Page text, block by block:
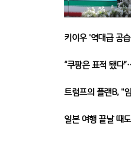
키이우 '역대급 공
“쿠팡은 표적 됐다
트럼프의 플랜B, "
일본 여행 끝날 때